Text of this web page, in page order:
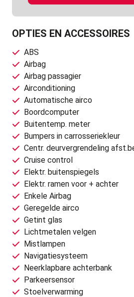
OPTIES EN ACCESSOIRES
ABS
Airbag
Airbag passagier
Airconditioning
Automatische airco
Boordcomputer
Buitentemp. meter
Bumpers in carrosseriekleur
Centr. deurvergrendeling
Cruise control
Elektr. buitenspiegels
Elektr. ramen voor + achter
Enkele Airbag
Geregelde airco
Getint glas
Lichtmetalen velgen
Mistlampen
Navigatiesysteem
Neerklapbare achterbank
Parkeersensor
Stoelverwarming